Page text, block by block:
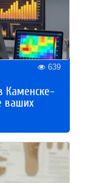
639
Каменске-
ваших